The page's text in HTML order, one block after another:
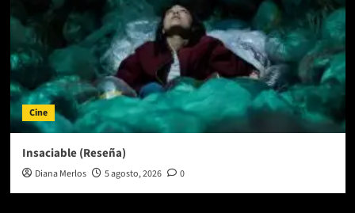
Cine
Insaciable (Reseña)
Diana Merlos 5 agosto, 2026 0